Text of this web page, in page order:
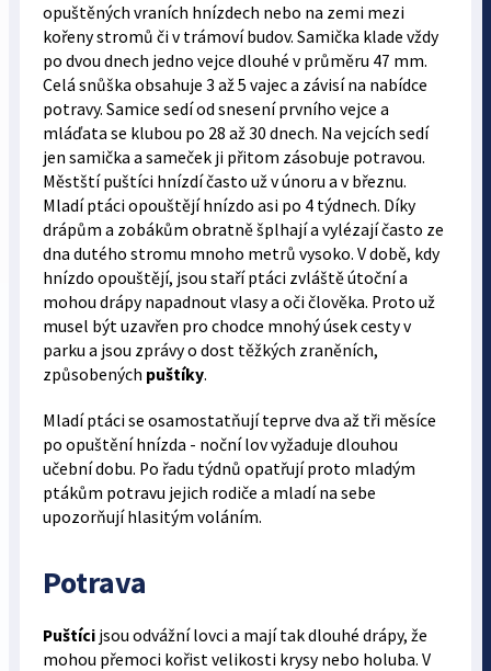
opuštěných vraních hnízdech nebo na zemi mezi
kořeny stromů či v trámoví budov. Samička klade vždy
po dvou dnech jedno vejce dlouhé v průměru 47 mm.
Celá snůška obsahuje 3 až 5 vajec a závisí na nabídce
potravy. Samice sedí od snesení prvního vejce a
mláďata se klubou po 28 až 30 dnech. Na vejcích sedí
jen samička a sameček ji přitom zásobuje potravou.
Městští puštíci hnízdí často už v únoru a v březnu.
Mladí ptáci opouštějí hnízdo asi po 4 týdnech. Díky
drápům a zobákům obratně šplhají a vylézají často ze
dna dutého stromu mnoho metrů vysoko. V době, kdy
hnízdo opouštějí, jsou staří ptáci zvláště útoční a
mohou drápy napadnout vlasy a oči člověka. Proto už
musel být uzavřen pro chodce mnohý úsek cesty v
parku a jsou zprávy o dost těžkých zraněních,
způsobených puštíky.
Mladí ptáci se osamostatňují teprve dva až tři měsíce
po opuštění hnízda - noční lov vyžaduje dlouhou
učební dobu. Po řadu týdnů opatřují proto mladým
ptákům potravu jejich rodiče a mladí na sebe
upozorňují hlasitým voláním.
Potrava
Puštícijsou odvážní lovci a mají tak dlouhé drápy, že
mohou přemoci kořist velikosti krysy nebo holuba. V